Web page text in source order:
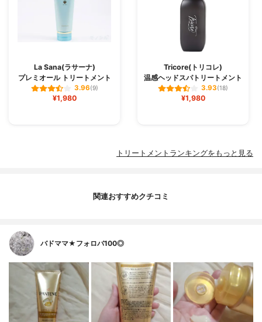
La Sana(ラサーナ)
プレミオール トリートメント
3.96(9)
¥1,980
Tricore(トリコレ)
温感ヘッドスパトリートメント
3.93(18)
¥1,980
トリートメントランキングをもっと見る
関連おすすめクチコミ
バドママ★フォロバ100◎